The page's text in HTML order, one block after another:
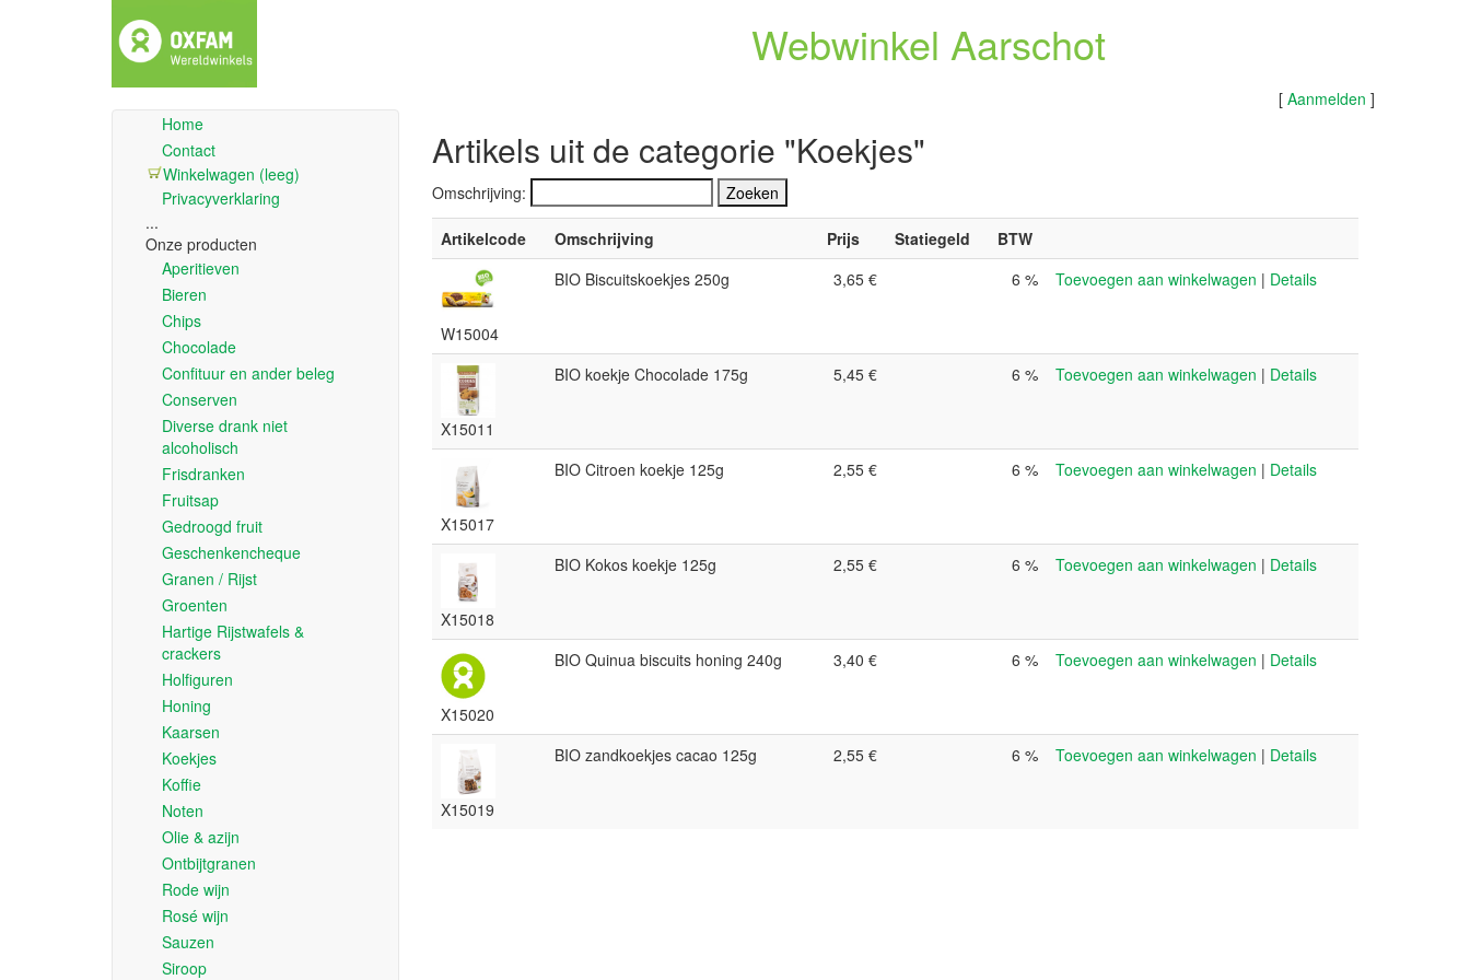
Webwinkel Aarschot
[ Aanmelden ]
Home
Contact
Winkelwagen (leeg)
Privacyverklaring
...
Onze producten
Aperitieven
Bieren
Chips
Chocolade
Confituur en ander beleg
Conserven
Diverse drank niet
alcoholisch
Frisdranken
Fruitsap
Gedroogd fruit
Geschenkencheque
Granen / Rijst
Groenten
Hartige Rijstwafels &
crackers
Holfiguren
Honing
Kaarsen
Koekjes
Koffie
Noten
Olie & azijn
Ontbijtgranen
Rode wijn
Rosé wijn
Sauzen
Siroop
Artikels uit de categorie "Koekjes"
Omschrijving:
Artikelcode Omschrijving Prijs Statiegeld BTW
W15004
BIO Biscuitskoekjes 250g 3,65 € 6 % Toevoegen aan winkelwagen | Details
X15011
BIO koekje Chocolade 175g 5,45 € 6 % Toevoegen aan winkelwagen | Details
X15017
BIO Citroen koekje 125g 2,55 € 6 % Toevoegen aan winkelwagen | Details
X15018
BIO Kokos koekje 125g 2,55 € 6 % Toevoegen aan winkelwagen | Details
X15020
BIO Quinua biscuits honing 240g 3,40 € 6 % Toevoegen aan winkelwagen | Details
X15019
BIO zandkoekjes cacao 125g 2,55 € 6 % Toevoegen aan winkelwagen | Details